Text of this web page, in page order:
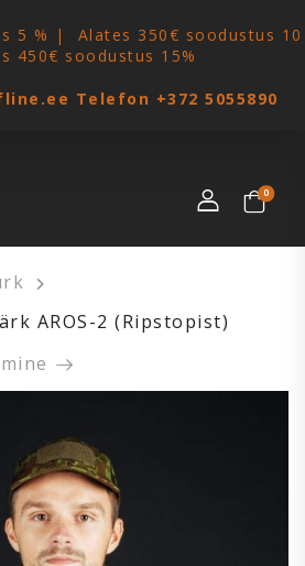
5 % | Alates 350€ soodustus 10
450€ soodustus 15%
Telefon +372 5055890
0
AROS-2 (Ripstopist)